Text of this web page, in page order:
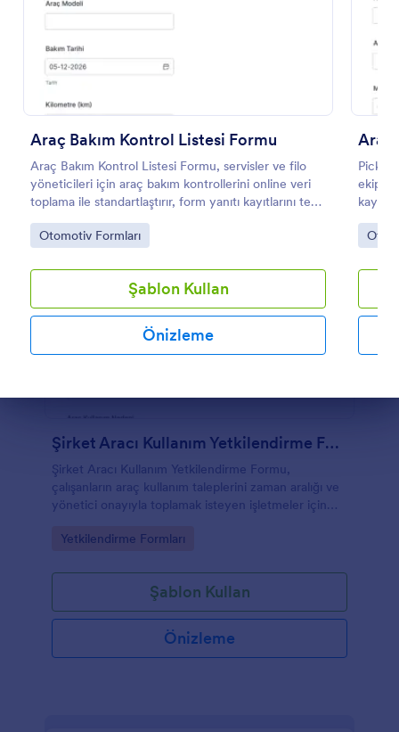
Araç Bakım Kontrol Listesi Formu
Araç Bakım Kontrol Listesi Formu, servisler ve filo
yöneticileri için araç bakım kontrollerini online veri
toplama ile standartlaştırır, form yanıtı kayıtlarını tek
yerde toplayarak takip ve raporlamayı kolaylaştırır.
Go to Category:
Otomotiv Formları
Şablon Kullan
Önizleme
Araç
kayıt
Go
Şirket Aracı Kullanım Yetkilendirme Formu
Şirket Aracı Kullanım Yetkilendirme Formu,
çalışanların araç kullanım taleplerini zaman aralığı ve
yönetici onayıyla toplamak isteyen işletmeler için
Go to Category:
Yetkilendirme Formları
Şablon Kullan
Önizleme